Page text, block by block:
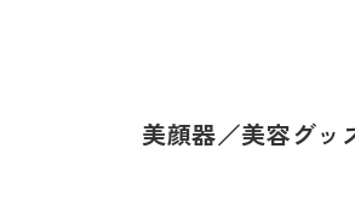
美顔器／美容グッ